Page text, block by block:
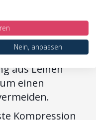
Trage
weite,
aus Leinen
einen
Kompression
Nein, anpassen